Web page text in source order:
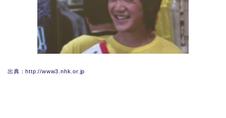
出典：http://www3.nhk.or.jp